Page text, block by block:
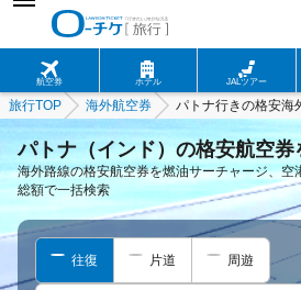
航空券 ホテル JALツアー
旅行TOP 海外航空券 パトナ行きの格安海
パトナ（インド）の格安航空券
海外路線の格安航空券を燃油サーチャージ、空
総額で一括検索
往復 片道 周遊